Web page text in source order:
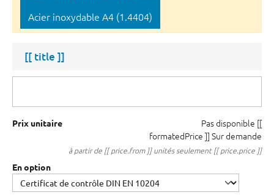
Acier inoxydable A4 (1.4404)
[[ title ]]
Prix unitaire Pas disponible [[
formatedPrice ]] Sur demande
à partir de [[ price.from ]] unités seulement [[ price.price ]]
En option